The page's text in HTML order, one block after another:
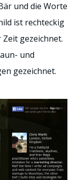
und die Worte
ist rechteckig
gezeichnet.
und
gezeichnet.